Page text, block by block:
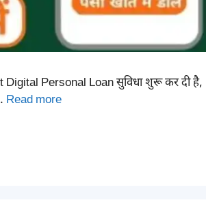
Personal Loan सुविधा शुरू कर दी है,
Read more